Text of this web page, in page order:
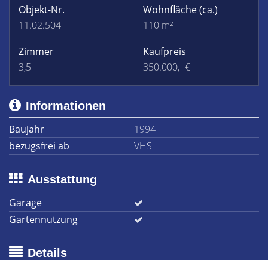
Objekt-Nr.
11.02.504
Wohnfläche(ca.)
110 m²
Zimmer
3,5
Kaufpreis
350.000,- €
Informationen
Baujahr
1994
bezugsfrei ab
VHS
Ausstattung
Garage
Gartennutzung
Details